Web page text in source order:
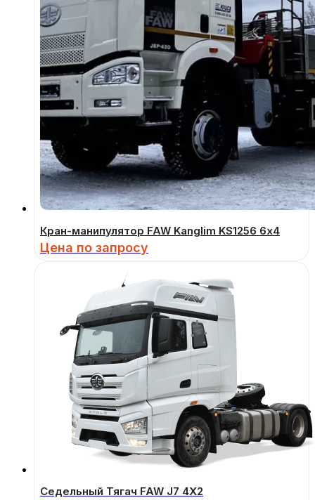
Кран-манипулятор FAW Kanglim KS1256 6х4
Цена по запросу
Седельный Тягач FAW J7 4Х2